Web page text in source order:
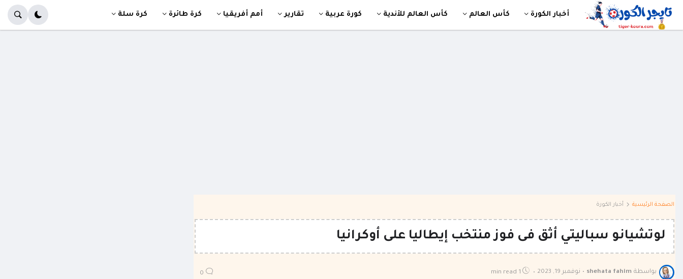
أخبار الكورة كأس العالم كأس العالم للأندية كورة عربية تقارير أمم أفريقيا كرة طائرة كرة سلة
الصفحة الرئيسية أخبار الكورة
لوتشيانو سباليتي أثق فى فوز منتخب إيطاليا على أوكرانيا
بواسطة shehata fahim
• نوفمبر 19, 2023 •
1 min read
0